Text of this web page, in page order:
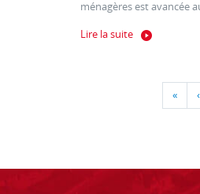
ménagères est avancée
Lire la suite
« ‹